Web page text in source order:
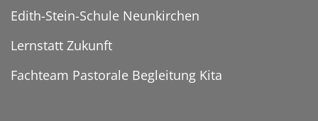
Edith-Stein-Schule Neunkirchen
Lernstatt Zukunft
Fachteam Pastorale Begleitung Kita